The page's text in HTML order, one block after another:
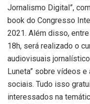
Jornalismo Digital”,
book do Congresso
2021. Além disso,
18h, será realizado o
audiovisuais
Luneta” sobre vídeos
sociais. Tudo isso
interessados na